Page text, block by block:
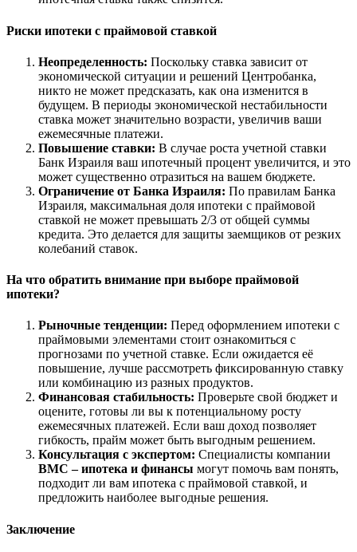
Риски ипотеки с праймовой ставкой
Неопределенность: Поскольку ставка зависит от
экономической ситуации и решений Центробанка,
никто не может предсказать, как она изменится в
будущем. В периоды экономической нестабильности
ставка может значительно возрасти, увеличив ваши
ежемесячные платежи.
Повышение ставки: В случае роста учетной ставки
Банк Израиля ваш ипотечный процент увеличится, и это
может существенно отразиться на вашем бюджете.
Ограничение от Банка Израиля: По правилам Банка
Израиля, максимальная доля ипотеки с праймовой
ставкой не может превышать 2/3 от общей суммы
кредита. Это делается для защиты заемщиков от резких
колебаний ставок.
На что обратить внимание при выборе праймовой
ипотеки?
Рыночные тенденции: Перед оформлением ипотеки с
праймовыми элементами стоит ознакомиться с
прогнозами по учетной ставке. Если ожидается её
повышение, лучше рассмотреть фиксированную ставку
или комбинацию из разных продуктов.
Финансовая стабильность: Проверьте свой бюджет и
оцените, готовы ли вы к потенциальному росту
ежемесячных платежей. Если ваш доход позволяет
гибкость, прайм может быть выгодным решением.
Консультация с экспертом: Специалисты компании
BMC – ипотека и финансы могут помочь вам понять,
подходит ли вам ипотека с праймовой ставкой, и
предложить наиболее выгодные решения.
Заключение